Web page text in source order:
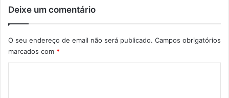
Deixe um comentário
O seu endereço de email não será publicado. Campos obrigatórios
marcados com *